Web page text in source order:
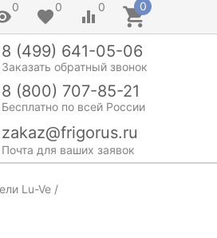
0 0 0 0
8 (499) 641-05-06
Заказать обратный звонок
8 (800) 707-85-21
Бесплатно по всей России
zakaz@frigorus.ru
Почта для ваших заявок
Lu-Ve